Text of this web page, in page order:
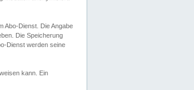
Abo-Dienst. Die Angabe
Die Speicherung
Dienst werden seine
kann. Ein